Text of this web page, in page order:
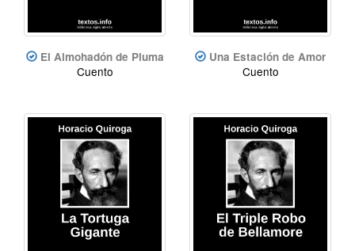
El Almohadón de Pluma
Cuento
Una Estación de Amor
Cuento